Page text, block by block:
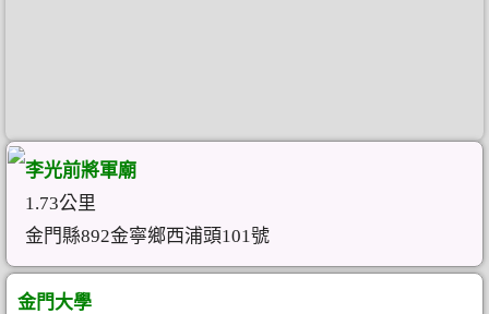
李光前將軍廟
1.73公里
金門縣892金寧鄉西浦頭101號
金門大學